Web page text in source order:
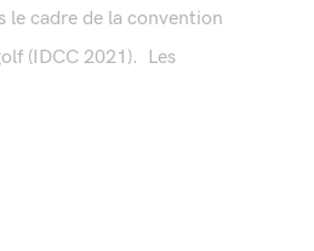
le cadre de la convention
(IDCC 2021). Les